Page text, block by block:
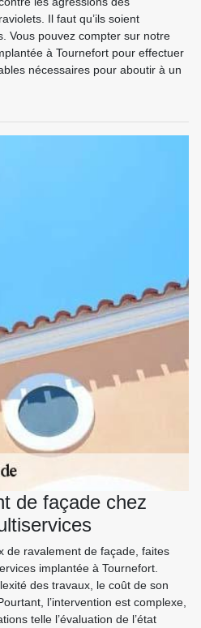
Il faut qu’ils soient
Vous pouvez compter sur notre
à Tournefort pour effectuer
nécessaires pour aboutir à un
de façade chez
de ravalement de façade, faites
implantée à Tournefort.
des travaux, le coût de son
l’intervention est complexe,
telle l’évaluation de l’état